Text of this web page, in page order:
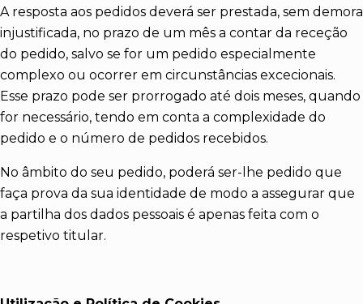
A resposta aos pedidos deverá ser prestada, sem demora
injustificada, no prazo de um mês a contar da receção
do pedido, salvo se for um pedido especialmente
complexo ou ocorrer em circunstâncias excecionais.
Esse prazo pode ser prorrogado até dois meses, quando
for necessário, tendo em conta a complexidade do
pedido e o número de pedidos recebidos.
No âmbito do seu pedido, poderá ser-lhe pedido que
faça prova da sua identidade de modo a assegurar que
a partilha dos dados pessoais é apenas feita com o
respetivo titular.